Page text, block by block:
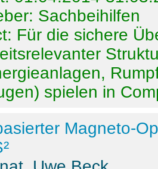
Sachbeihilfen
Für die sichere
spielen in
Magneto-